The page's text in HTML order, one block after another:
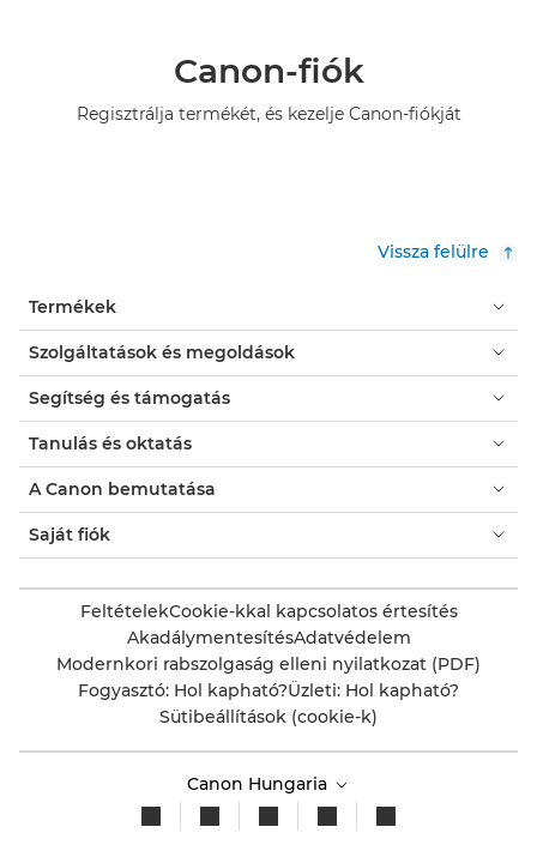
Canon-fiók
Regisztrálja termékét, és kezelje Canon-fiókját
Vissza felülre
Termékek
Szolgáltatások és megoldások
Segítség és támogatás
Tanulás és oktatás
A Canon bemutatása
Saját fiók
FeltételekCookie-kkal kapcsolatos értesítés
AkadálymentesítésAdatvédelem
Modernkori rabszolgaság elleni nyilatkozat (PDF)
Fogyasztó: Hol kapható?Üzleti: Hol kapható?
Sütibeállítások (cookie-k)
Canon Hungaria